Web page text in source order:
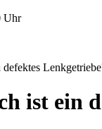
Uhr
ist ein